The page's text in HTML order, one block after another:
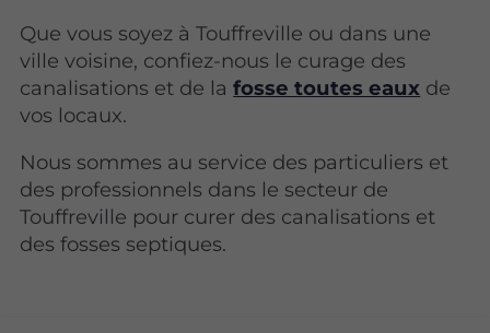
Que vous soyez à Touffreville ou dans une
ville voisine, confiez-nous le curage des
canalisations et de lafosse toutes eaux de
vos locaux.
Nous sommes au service des particuliers et
des professionnels dans le secteur de
Touffreville pour curer des canalisations et
des fosses septiques.